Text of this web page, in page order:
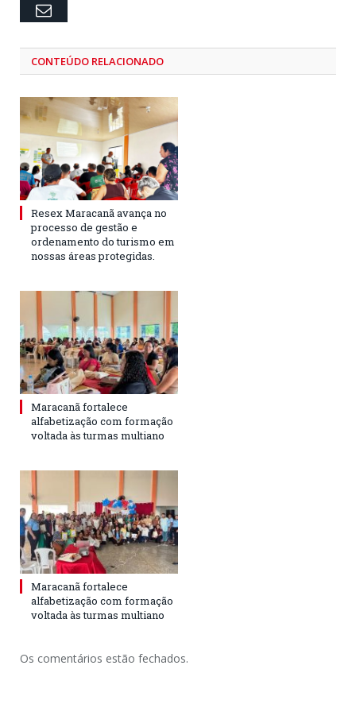
Email
CONTEÚDO RELACIONADO
Resex Maracanã avança no
processo de gestão e
ordenamento do turismo em
nossas áreas protegidas.
Maracanã fortalece
alfabetização com formação
voltada às turmas multiano
Maracanã fortalece
alfabetização com formação
voltada às turmas multiano
Os comentários estão fechados.